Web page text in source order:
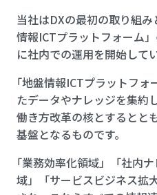
当社はDXの最初の取り組みとして、2018年より「地盤
情報ICTプラットフォーム
に社内での運用を開始してい
「地盤情報ICTプラットフォーム」は、社内に蓄積され
たデータやナレッジを集約
働き方改革の核とするとと
基盤となるものです。
「業務効率化領域」「社内ナレッジ / 汎用データ集約領
域」「サービスビジネス拡